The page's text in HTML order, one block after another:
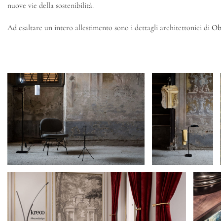
nuove vie della sostenibilità.
Ad esaltare un intero allestimento sono i dettagli architettonici di